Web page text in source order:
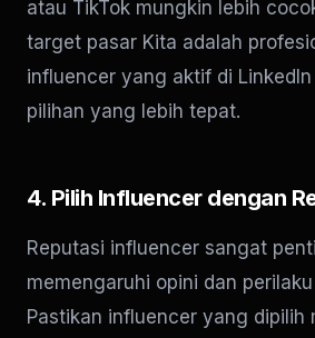
atau TikTok mungkin lebih
target pasar Kita adalah
influencer yang aktif di
pilihan yang lebih tepat.
4. Pilih Influencer dengan
Reputasi influencer sangat
memengaruhi opini dan
Pastikan influencer yang dipilih